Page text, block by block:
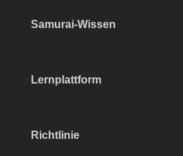
Samurai-Wissen
Lernplattform
Richtlinie